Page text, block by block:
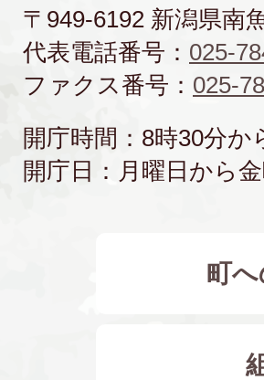
〒949-6192 新潟県南
代表電話番号： 025-
ファクス番号： 025-
開庁時間：8時30分か
開庁日：月曜日から
町